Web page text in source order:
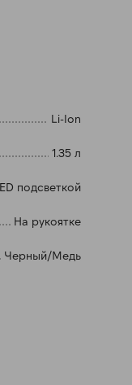
Li-Ion
1.35 л
подсветкой
На рукоятке
Черный/Медь